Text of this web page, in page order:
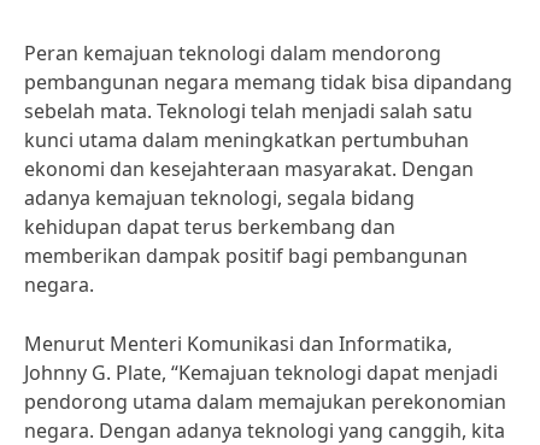
Peran kemajuan teknologi dalam mendorong
pembangunan negara memang tidak bisa dipandang
sebelah mata. Teknologi telah menjadi salah satu
kunci utama dalam meningkatkan pertumbuhan
ekonomi dan kesejahteraan masyarakat. Dengan
adanya kemajuan teknologi, segala bidang
kehidupan dapat terus berkembang dan
memberikan dampak positif bagi pembangunan
negara.
Menurut Menteri Komunikasi dan Informatika,
Johnny G. Plate, “Kemajuan teknologi dapat menjadi
pendorong utama dalam memajukan perekonomian
negara. Dengan adanya teknologi yang canggih, kita